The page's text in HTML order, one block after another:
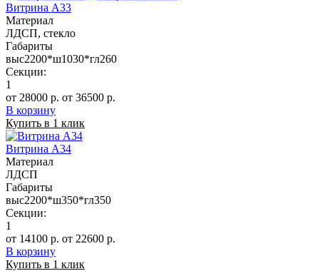
Витрина А33
Материал
ЛДСП, стекло
Габариты
выс2200*ш1030*гл260
Секции:
1
от 28000 р. от 36500 р.
В корзину
Купить в 1 клик
Витрина А34
Материал
ЛДСП
Габариты
выс2200*ш350*гл350
Секции:
1
от 14100 р. от 22600 р.
В корзину
Купить в 1 клик